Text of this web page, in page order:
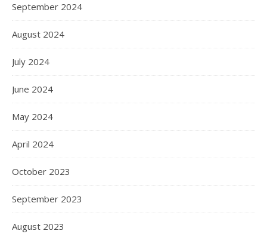
September 2024
August 2024
July 2024
June 2024
May 2024
April 2024
October 2023
September 2023
August 2023